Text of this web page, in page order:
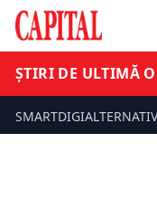
ȘTIRI DE ULTIMĂ
SMARTDIGI